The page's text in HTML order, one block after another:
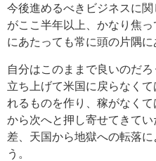
今後進めるべきビジネスに
がここ半年以上、かなり焦
にあたっても常に頭の片隅に
自分はこのままで良いのだ
立ち上げて米国に戻らなく
れるものを作り、稼がなく
から次へと押し寄せてきて
差、天国から地獄への転落
う。